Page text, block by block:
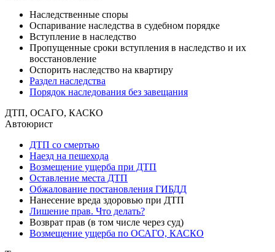
Наследственные споры
Оспаривание наследства в судебном порядке
Вступление в наследство
Пропущенные сроки вступления в наследство и их
восстановление
Оспорить наследство на квартиру
Раздел наследства
Порядок наследования без завещания
ДТП, ОСАГО, КАСКО
Автоюрист
ДТП со смертью
Наезд на пешехода
Возмещение ущерба при ДТП
Оставление места ДТП
Обжалование постановления ГИБДД
Нанесение вреда здоровью при ДТП
Лишение прав. Что делать?
Возврат прав (в том числе через суд)
Возмещение ущерба по ОСАГО, КАСКО